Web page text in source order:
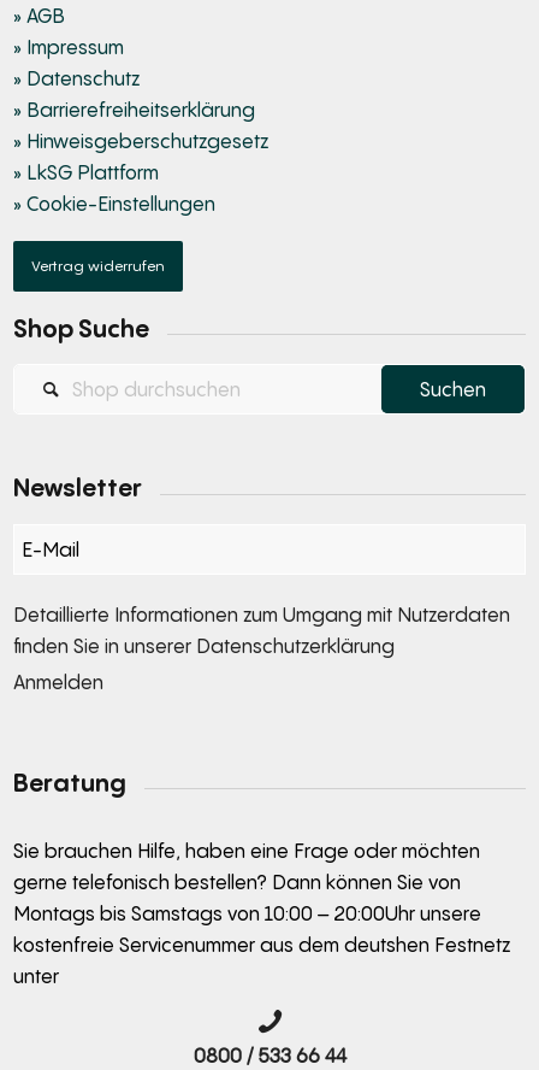
» AGB
» Impressum
» Datenschutz
» Barrierefreiheitserklärung
» Hinweisgeberschutzgesetz
» LkSG Plattform
» Cookie-Einstellungen
Vertrag widerrufen
Shop Suche
Newsletter
Section
Detaillierte Informationen zum Umgang mit Nutzerdaten
finden Sie in unserer Datenschutzerklärung
Anmelden
Beratung
Sie brauchen Hilfe, haben eine Frage oder möchten
gerne telefonisch bestellen? Dann können Sie von
Montags bis Samstags von 10:00 – 20:00Uhr unsere
kostenfreie Servicenummer aus dem deutshen Festnetz
unter
0800 / 533 66 44